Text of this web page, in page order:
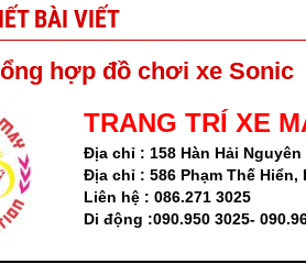
BÀI VIẾT
hợp đồ chơi xe Sonic
TRANG TRÍ XE
Địa chỉ : 158 Hàn Hải Nguyên
Địa chỉ : 586 Phạm Thế Hiển,
Liên hệ : 086.271 3025
Di động :090.950 3025-